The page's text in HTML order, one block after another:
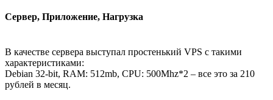
Сервер, Приложение, Нагрузка
В качестве сервера выступал простенький VPS с такими
характеристиками:
Debian 32-bit, RAM: 512mb, CPU: 500Mhz*2 – все это за 210
рублей в месяц.